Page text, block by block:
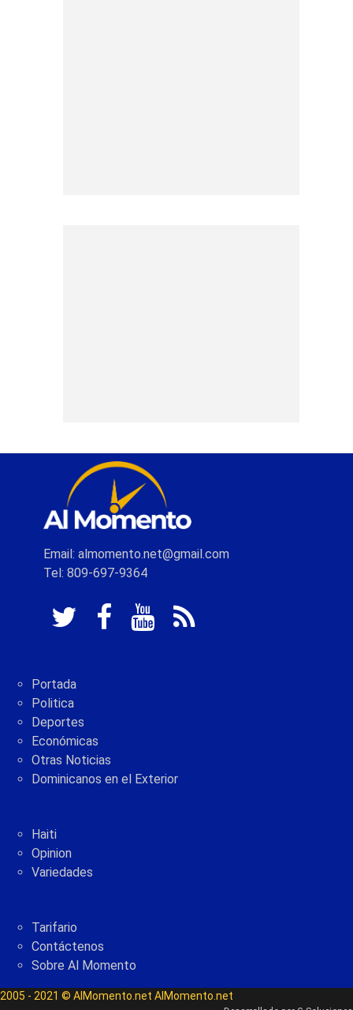
Email: almomento.net@gmail.com
Tel: 809-697-9364
Portada
Politica
Deportes
Económicas
Otras Noticias
Dominicanos en el Exterior
Haiti
Opinion
Variedades
Tarifario
Contáctenos
Sobre Al Momento
2005 - 2021 © AlMomento.net AlMomento.net